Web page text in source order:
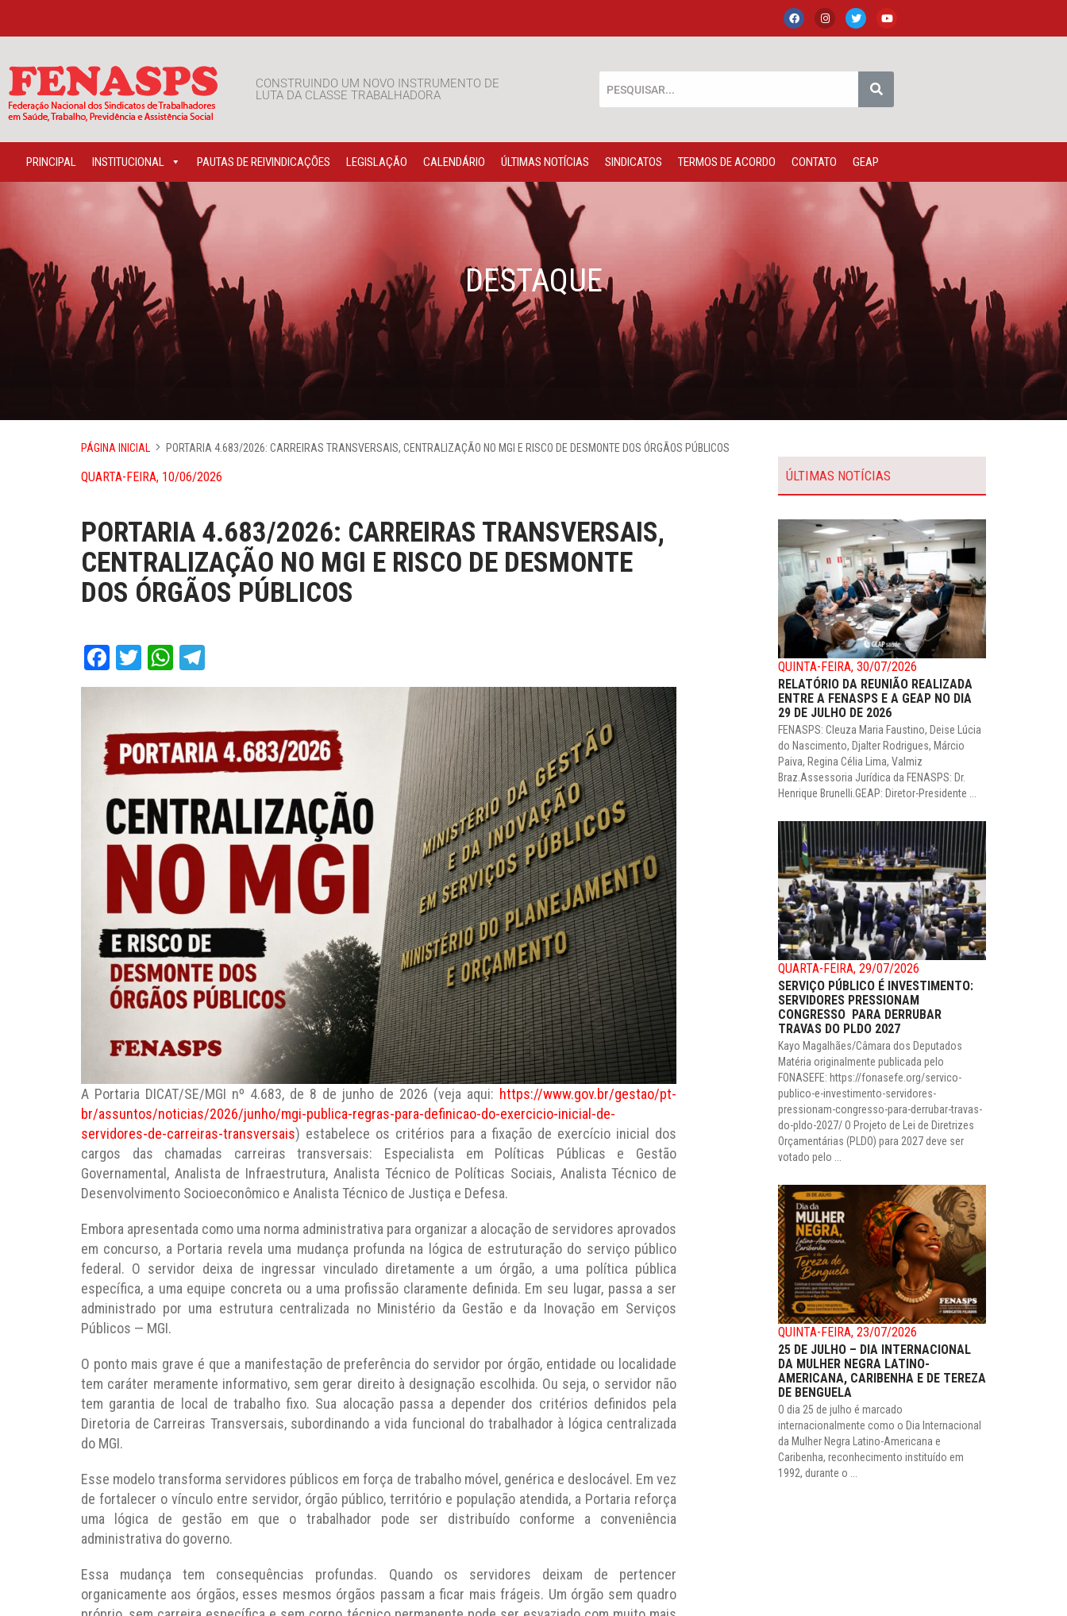
CONSTRUINDO UM NOVO INSTRUMENTO DE
LUTA DA CLASSE TRABALHADORA
PRINCIPAL INSTITUCIONAL PAUTAS DE REIVINDICAÇÕES LEGISLAÇÃO CALENDÁRIO ÚLTIMAS NOTÍCIAS SINDICATOS TERMOS DE ACORDO CONTATO GEAP
DESTAQUE
PÁGINA INICIAL PORTARIA 4.683/2026: CARREIRAS TRANSVERSAIS, CENTRALIZAÇÃO NO MGI E RISCO DE DESMONTE DOS ÓRGÃOS PÚBLICOS
QUARTA-FEIRA, 10/06/2026
PORTARIA 4.683/2026: CARREIRAS TRANSVERSAIS,
CENTRALIZAÇÃO NO MGI E RISCO DE DESMONTE
DOS ÓRGÃOS PÚBLICOS
Facebook
TwitterWhatsApp
A Portaria DICAT/SE/MGI nº 4.683, de 8 de junho de 2026 (veja aqui: https://www.gov.br/gestao/pt-
br/assuntos/noticias/2026/junho/mgi-publica-regras-para-definicao-do-exercicio-inicial-de-
servidores-de-carreiras-transversais) estabelece os critérios para a fixação de exercício inicial dos
cargos das chamadas carreiras transversais: Especialista em Políticas Públicas e Gestão
Governamental, Analista de Infraestrutura, Analista Técnico de Políticas Sociais, Analista Técnico de
Desenvolvimento Socioeconômico e Analista Técnico de Justiça e Defesa.
Embora apresentada como uma norma administrativa para organizar a alocação de servidores aprovados
em concurso, a Portaria revela uma mudança profunda na lógica de estruturação do serviço público
federal. O servidor deixa de ingressar vinculado diretamente a um órgão, a uma política pública
específica, a uma equipe concreta ou a uma profissão claramente definida. Em seu lugar, passa a ser
administrado por uma estrutura centralizada no Ministério da Gestão e da Inovação em Serviços
Públicos — MGI.
O ponto mais grave é que a manifestação de preferência do servidor por órgão, entidade ou localidade
tem caráter meramente informativo, sem gerar direito à designação escolhida. Ou seja, o servidor não
tem garantia de local de trabalho fixo. Sua alocação passa a depender dos critérios definidos pela
Diretoria de Carreiras Transversais, subordinando a vida funcional do trabalhador à lógica centralizada
do MGI.
Esse modelo transforma servidores públicos em força de trabalho móvel, genérica e deslocável. Em vez
de fortalecer o vínculo entre servidor, órgão público, território e população atendida, a Portaria reforça
uma lógica de gestão em que o trabalhador pode ser distribuído conforme a conveniência
administrativa do governo.
Essa mudança tem consequências profundas. Quando os servidores deixam de pertencer
organicamente aos órgãos, esses mesmos órgãos passam a ficar mais frágeis. Um órgão sem quadro
ÚLTIMAS NOTÍCIAS
QUINTA-FEIRA, 30/07/2026
RELATÓRIO DA REUNIÃO REALIZADA
ENTRE A FENASPS E A GEAP NO DIA
29 DE JULHO DE 2026
FENASPS: Cleuza Maria Faustino, Deise Lúcia
do Nascimento, Djalter Rodrigues, Márcio
Paiva, Regina Célia Lima, Valmiz
Braz.Assessoria Jurídica da FENASPS: Dr.
Henrique Brunelli.GEAP: Diretor-Presidente ...
QUARTA-FEIRA, 29/07/2026
SERVIÇO PÚBLICO É INVESTIMENTO:
SERVIDORES PRESSIONAM
CONGRESSO PARA DERRUBAR
TRAVAS DO PLDO 2027
Kayo Magalhães/Câmara dos Deputados
Matéria originalmente publicada pelo
FONASEFE: https://fonasefe.org/servico-
publico-e-investimento-servidores-
pressionam-congresso-para-derrubar-travas-
do-pldo-2027/ O Projeto de Lei de Diretrizes
Orçamentárias (PLDO) para 2027 deve ser
votado pelo ...
QUINTA-FEIRA, 23/07/2026
25 DE JULHO – DIA INTERNACIONAL
DA MULHER NEGRA LATINO-
AMERICANA, CARIBENHA E DE TEREZA
DE BENGUELA
O dia 25 de julho é marcado
internacionalmente como o Dia Internacional
da Mulher Negra Latino-Americana e
Caribenha, reconhecimento instituído em
1992, durante o ...